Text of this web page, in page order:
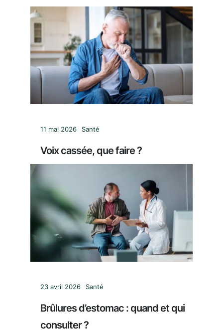
11 mai 2026 Santé
Voix cassée, que faire ?
23 avril 2026 Santé
Brûlures d’estomac : quand et qui
consulter ?